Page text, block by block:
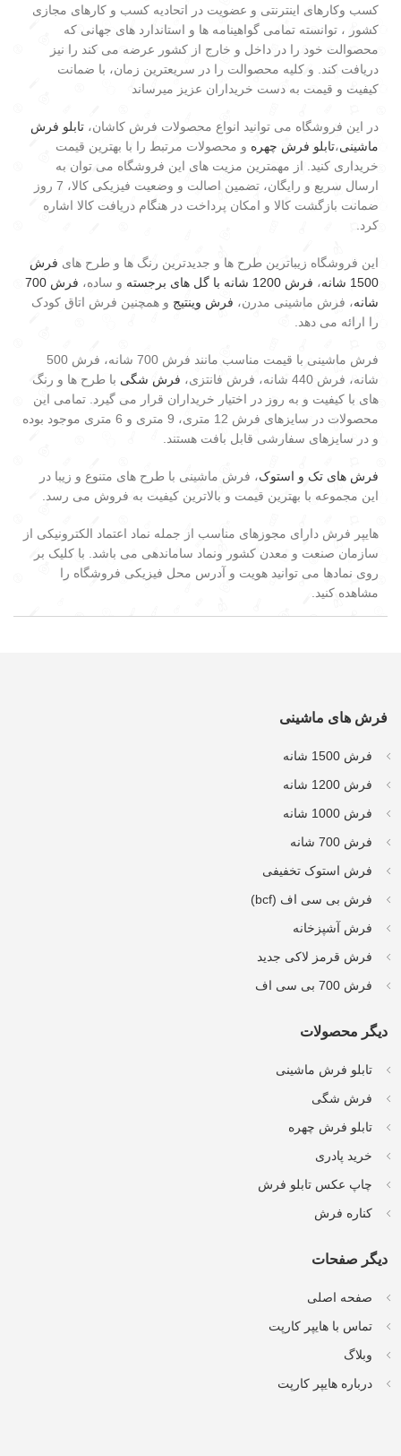
کسب وکارهای اینترنتی و عضویت در اتحادیه کسب و کارهای مجازی
کشور ، توانسته تمامی گواهینامه ها و استاندارد های جهانی که
محصوالت خود را در داخل و خارج از کشور عرضه می کند را نیز
دریافت کند. و کلیه محصوالت را در سریعترین زمان، با ضمانت
کیفیت و قیمت به دست خریداران عزیز میرساند
در این فروشگاه می توانید انواع محصولات فرش کاشان، تابلو فرش
ماشینی،تابلو فرش چهره و محصولات مرتبط را با بهترین قیمت
خریداری کنید. از مهمترین مزیت های این فروشگاه می توان به
ارسال سریع و رایگان، تضمین اصالت و وضعیت فیزیکی کالا، 7 روز
ضمانت بازگشت کالا و امکان پرداخت در هنگام دریافت کالا اشاره
کرد.
این فروشگاه زیباترین طرح ها و جدیدترین رنگ ها و طرح های فرش
1500 شانه
، فرش 1200 شانه با گل های برجسته و ساده،
فرش 700
شانه، فرش ماشینی مدرن، فرش وینتیج و همچنین فرش اتاق کودک
را ارائه می دهد.
فرش ماشینی با قیمت مناسب مانند فرش 700 شانه، فرش 500
شانه، فرش 440 شانه، فرش فانتزی،
فرش شگی با طرح ها و رنگ
های با کیفیت و به روز در اختیار خریداران قرار می گیرد. تمامی این
محصولات در سایزهای فرش 12 متری، 9 متری و 6 متری موجود بوده
و در سایزهای سفارشی قابل بافت هستند.
فرش های تک و استوک، فرش ماشینی با طرح های متنوع و زیبا در
این مجموعه با بهترین قیمت و بالاترین کیفیت به فروش می رسد.
هایپر فرش دارای مجوزهای مناسب از جمله نماد اعتماد الکترونیکی از
سازمان صنعت و معدن کشور ونماد ساماندهی می باشد. با کلیک بر
روی نمادها می توانید هویت و آدرس محل فیزیکی فروشگاه را
مشاهده کنید.
فرش های ماشینی
فرش 1500 شانه
فرش 1200 شانه
فرش 1000 شانه
فرش 700 شانه
فرش استوک تخفیفی
فرش بی سی اف (bcf)
فرش آشپزخانه
فرش قرمز لاکی جدید
فرش 700 بی سی اف
دیگر محصولات
تابلو فرش ماشینی
فرش شگی
تابلو فرش چهره
خرید پادری
چاپ عکس تابلو فرش
کناره فرش
دیگر صفحات
صفحه اصلی
تماس با هایپر کارپت
وبلاگ
درباره هایپر کارپت